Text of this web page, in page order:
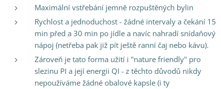
Maximální vstřebání jemně rozpuštěných bylin
Rychlost a jednoduchost - žádné intervaly a čekání 15
min před a 30 min po jídle a navíc nahradí snídaňový
nápoj (netřeba pak již pít ještě ranní čaj nebo kávu).
Zároveň je tato forma užití i "nature friendly" pro
slezinu PI a její energii QI - z těchto důvodů nikdy
nepoužíváme žádné obalové kapsle (i ty